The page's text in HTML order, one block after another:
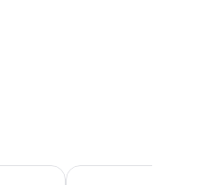
~ Mayenne viewLe Solférino - Balcon -